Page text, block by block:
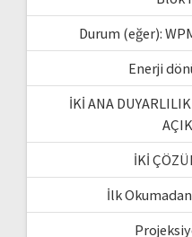
Durum (eğer):
Enerji
İKİ ANA
İKİ
İlk